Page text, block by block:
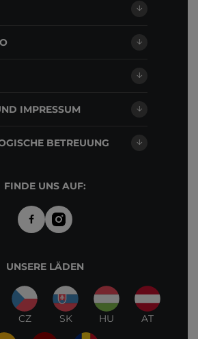
IMPRESSUM
BETREUUNG
FINDE UNS AUF:
UNSERE LÄDEN
CZ SK HU AT